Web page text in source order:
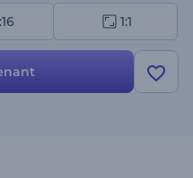
un slogan convaincant et
nos différentes pistes
ouvertures de
1:1